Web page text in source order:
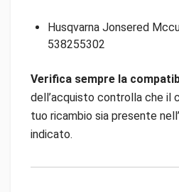
Husqvarna Jonsered
538255302
Verifica sempre la
dell’acquisto controlla che il
tuo ricambio sia presente
indicato.